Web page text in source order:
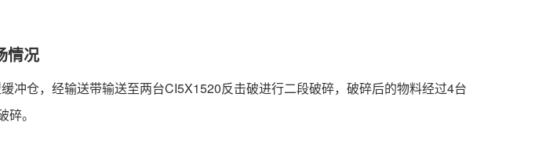
情况
仓，经输送带输送至两台CI5X1520反击破进行二段破碎，破碎后的物料经过4台
。